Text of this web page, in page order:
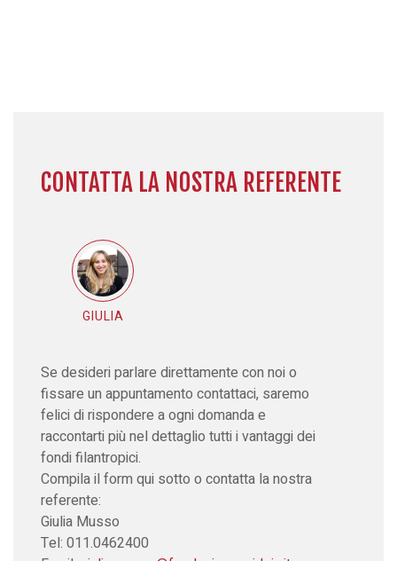
CONTATTA LA NOSTRA REFERENTE
GIULIA
Se desideri parlare direttamente con noi o
fissare un appuntamento contattaci, saremo
felici di rispondere a ogni domanda e
raccontarti più nel dettaglio tutti i vantaggi dei
fondi filantropici.
Compila il form qui sotto o contatta la nostra
referente:
Giulia Musso
Tel: 011.0462400